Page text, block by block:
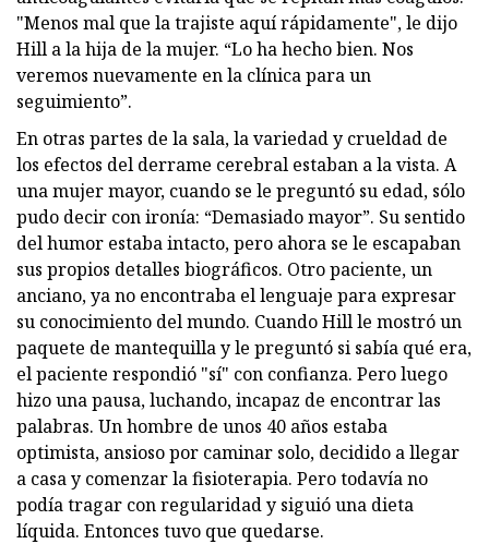
"Menos mal que la trajiste aquí rápidamente", le dijo
Hill a la hija de la mujer. “Lo ha hecho bien. Nos
veremos nuevamente en la clínica para un
seguimiento”.
En otras partes de la sala, la variedad y crueldad de
los efectos del derrame cerebral estaban a la vista. A
una mujer mayor, cuando se le preguntó su edad, sólo
pudo decir con ironía: “Demasiado mayor”. Su sentido
del humor estaba intacto, pero ahora se le escapaban
sus propios detalles biográficos. Otro paciente, un
anciano, ya no encontraba el lenguaje para expresar
su conocimiento del mundo. Cuando Hill le mostró un
paquete de mantequilla y le preguntó si sabía qué era,
el paciente respondió "sí" con confianza. Pero luego
hizo una pausa, luchando, incapaz de encontrar las
palabras. Un hombre de unos 40 años estaba
optimista, ansioso por caminar solo, decidido a llegar
a casa y comenzar la fisioterapia. Pero todavía no
podía tragar con regularidad y siguió una dieta
líquida. Entonces tuvo que quedarse.